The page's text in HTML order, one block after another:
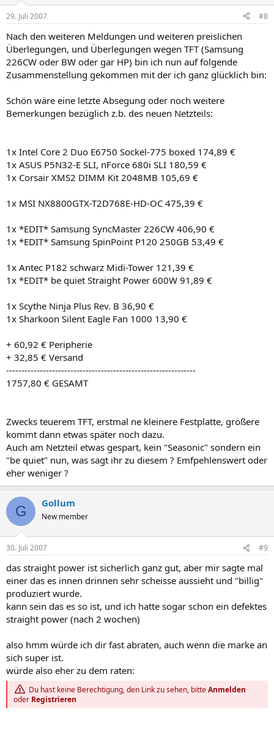
29. Juli 2007 #8
Nach den weiteren Meldungen und weiteren preislichen
Überlegungen, und Überlegungen wegen TFT (Samsung
226CW oder BW oder gar HP) bin ich nun auf folgende
Zusammenstellung gekommen mit der ich ganz glücklich bin:
Schön wäre eine letzte Absegung oder noch weitere
Bemerkungen bezüglich z.b. des neuen Netzteils:
1x Intel Core 2 Duo E6750 Sockel-775 boxed 174,89 €
1x ASUS P5N32-E SLI, nForce 680i SLI 180,59 €
1x Corsair XMS2 DIMM Kit 2048MB 105,69 €
1x MSI NX8800GTX-T2D768E-HD-OC 475,39 €
1x *EDIT* Samsung SyncMaster 226CW 406,90 €
1x *EDIT* Samsung SpinPoint P120 250GB 53,49 €
1x Antec P182 schwarz Midi-Tower 121,39 €
1x *EDIT* be quiet Straight Power 600W 91,89 €
1x Scythe Ninja Plus Rev. B 36,90 €
1x Sharkoon Silent Eagle Fan 1000 13,90 €
+ 60,92 € Peripherie
+ 32,85 € Versand
--------------------------------------------------------------
1757,80 € GESAMT
Zwecks teuerem TFT, erstmal ne kleinere Festplatte, größere
kommt dann etwas später noch dazu.
Auch am Netzteil etwas gespart, kein "Seasonic" sondern ein
"be quiet" nun, was sagt ihr zu diesem ? Emfpehlenswert oder
eher weniger ?
G Gollum
New member
30. Juli 2007 #9
das straight power ist sicherlich ganz gut, aber mir sagte mal
einer das es innen drinnen sehr scheisse aussieht und "billig"
produziert wurde.
kann sein das es so ist, und ich hatte sogar schon ein defektes
straight power (nach 2 wochen)
also hmm würde ich dir fast abraten, auch wenn die marke an
sich super ist.
würde also eher zu dem raten:
Du hast keine Berechtigung, den Link zu sehen, bitteAnmelden
oder Registrieren